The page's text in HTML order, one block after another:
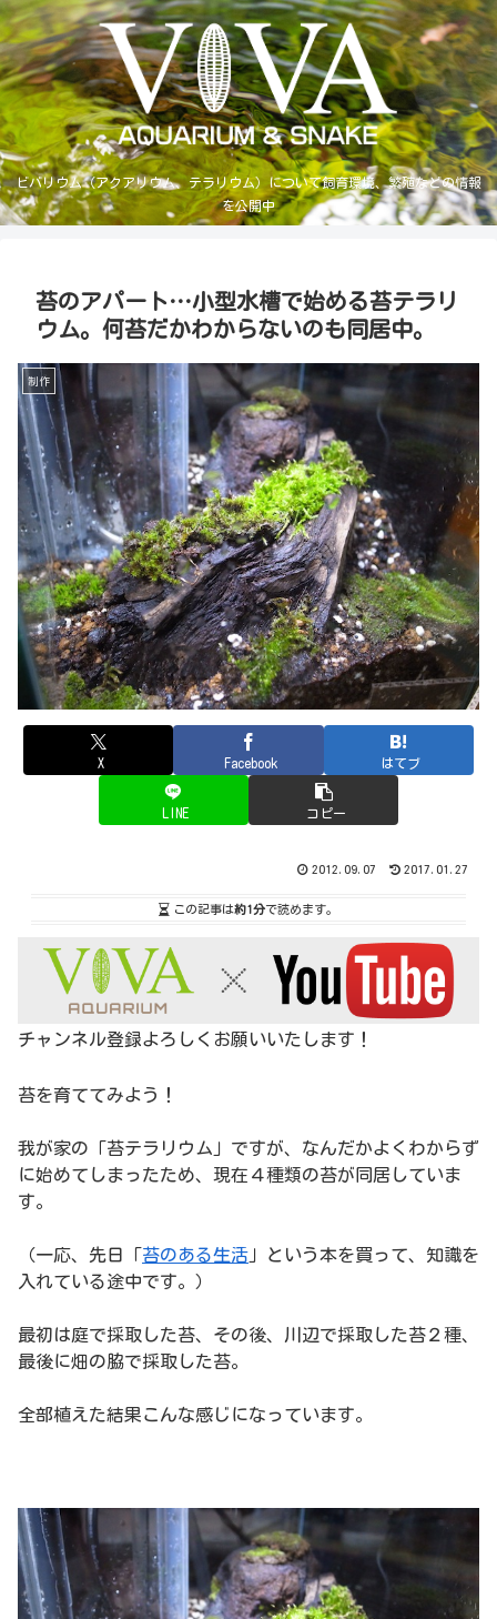
ビバリウム（アクアリウム、テラリウム）について飼育環境、繁殖などの情報
を公開中
苔のアパート…小型水槽で始める苔テラリ
ウム。何苔だかわからないのも同居中。
制作
X Facebook はてブ
LINE コピー
2012.09.07 2017.01.27
この記事は約1分で読めます。
チャンネル登録よろしくお願いいたします！
苔を育ててみよう！
我が家の「苔テラリウム」ですが、なんだかよくわからず
に始めてしまったため、現在４種類の苔が同居していま
す。
（一応、先日「苔のある生活 」という本を買って、知識を
入れている途中です。）
最初は庭で採取した苔、その後、川辺で採取した苔２種、
最後に畑の脇で採取した苔。
全部植えた結果こんな感じになっています。